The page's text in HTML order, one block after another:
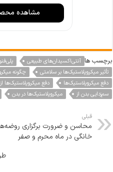
مشاهده
برچسب ها آنتی‌اکسیدان‌های طبیعی
تأثیر میکروپلاستیک‌ها بر سلامتی
چگونه
دفع میکروپلاستیک‌ها
دفع میکروپلاستیک‌ها
سم‌زدایی بدن از
میکروپلاستیک‌ها در بدن
قبلی
محاسن و ضرورت برگزاری
خانگی در ماه محرم و صفر